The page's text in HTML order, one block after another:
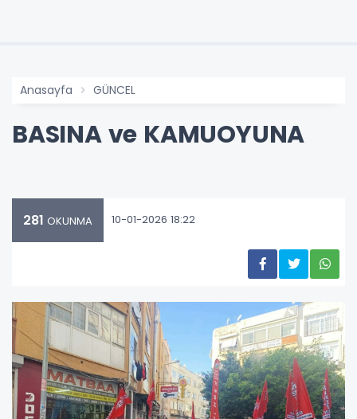
Anasayfa GÜNCEL
BASINA ve KAMUOYUNA
281 OKUNMA 10-01-2026 18:22